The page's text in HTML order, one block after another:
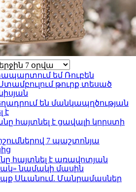
եմ Ռուբեն
թուրք տեսած
են մանկապղծության
է
հայտնել է ցավալի կորստի
7 պաշտոնյա
հայտնել է առավոտյան
նամակի մասին
Սևանում. Մանրամասներ